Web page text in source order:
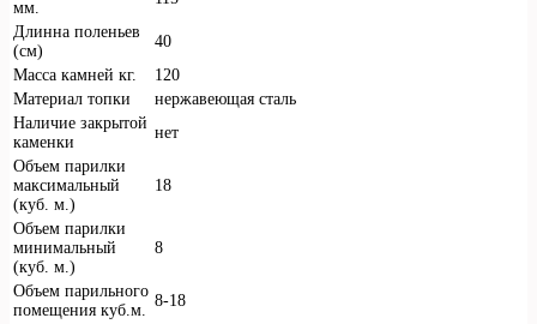
мм.
Длинна поленьев
(см)
40
Масса камней кг.
120
Материал топки
нержавеющая сталь
Наличие закрытой
каменки
нет
Объем парилки
максимальный
(куб. м.)
18
Объем парилки
минимальный
(куб. м.)
8
Объем парильного
помещения куб.м.
8-18